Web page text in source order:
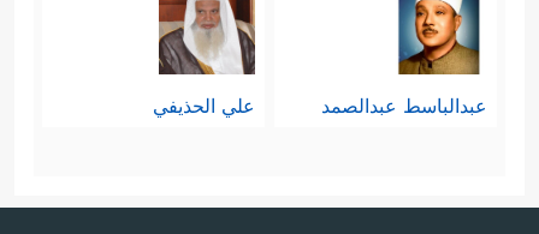
عبدالباسط عبدالصمد علي الحذيفي